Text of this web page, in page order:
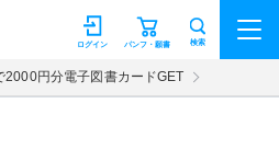
パンフ・願書
ログイン 検索
2000円分電子図書カードGET